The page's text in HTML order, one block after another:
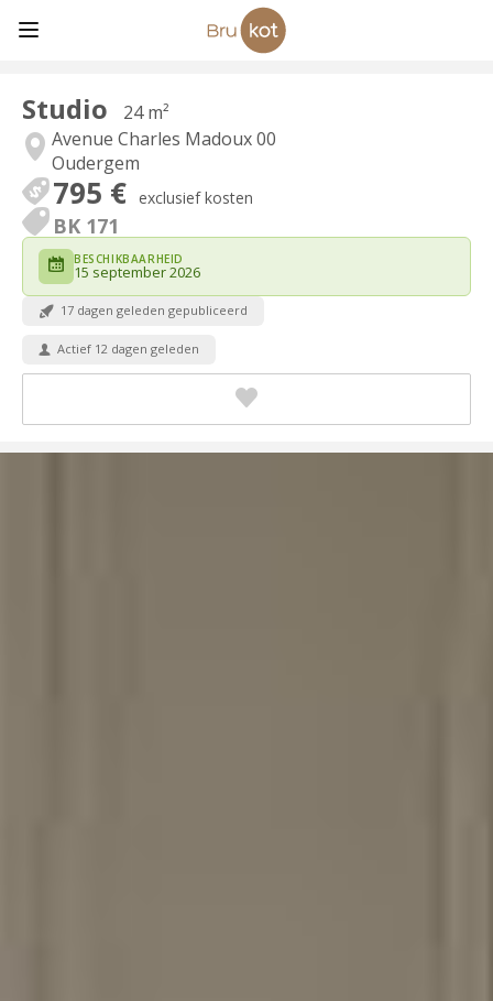
Studio
24 m²
Avenue Charles Madoux 00
Oudergem
795 € exclusief kosten
BK 171
BESCHIKBAARHEID
15 september 2026
17 dagen geleden gepubliceerd
Actief 12 dagen geleden